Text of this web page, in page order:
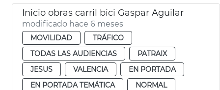
Inicio obras carril bici Gaspar Aguilar
modificado hace 6 meses
MOVILIDAD
TRÁFICO
TODAS LAS AUDIENCIAS
PATRAIX
JESUS
VALENCIA
EN PORTADA
EN PORTADA TEMÁTICA
NORMAL